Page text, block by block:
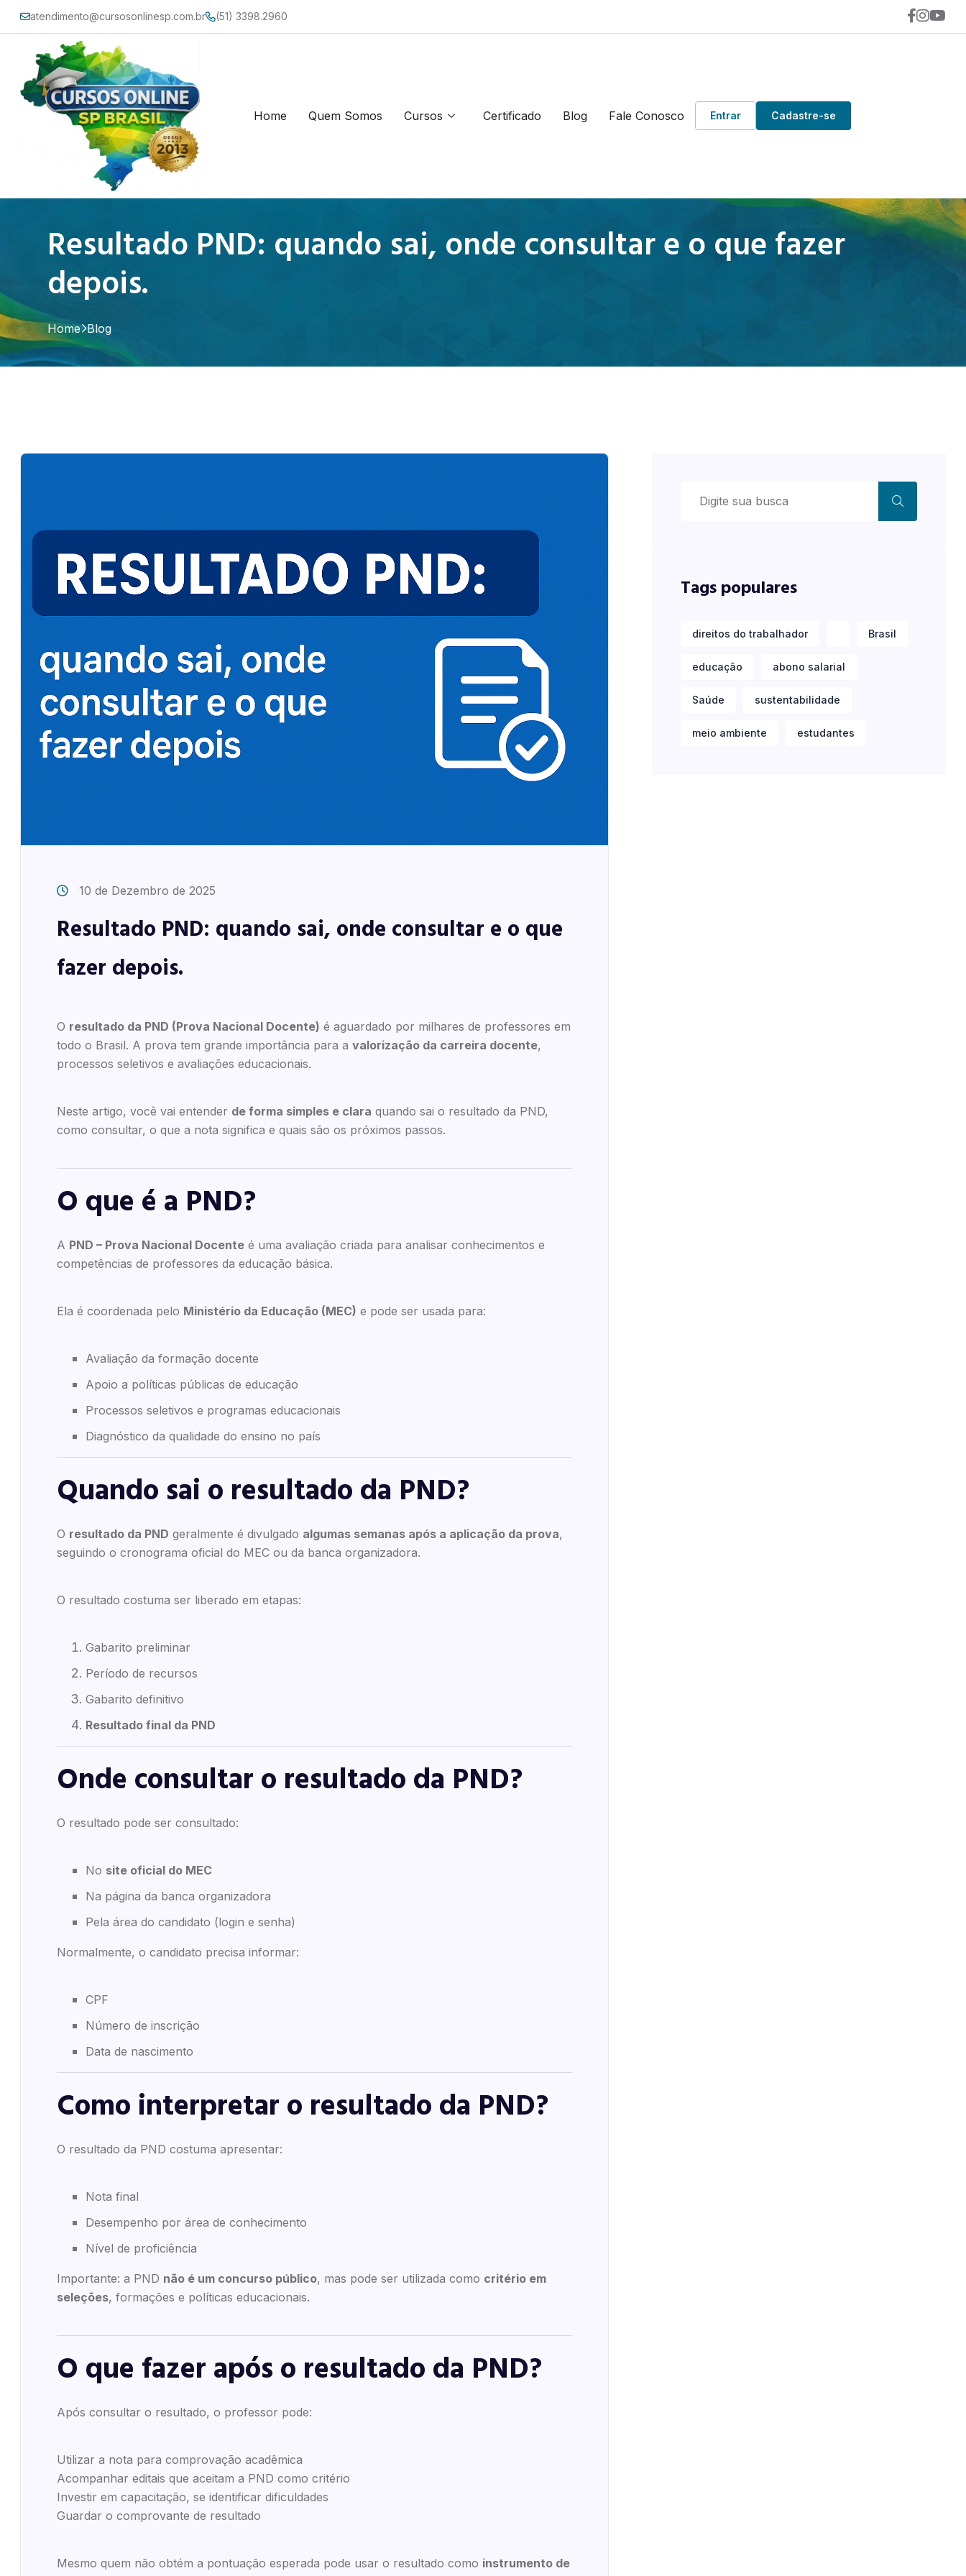
atendimento@cursosonlinesp.com.br (51) 3398.2960
Home Quem Somos Cursos Certificado Blog Fale Conosco Entrar Cadastre-se
Resultado PND: quando sai, onde consultar e o que fazer
depois.
Home Blog
10 de Dezembro de 2025
Resultado PND: quando sai, onde consultar e o que
fazer depois.
O resultado da PND (Prova Nacional Docente) é aguardado por milhares de professores em
todo o Brasil. A prova tem grande importância para a valorização da carreira docente,
processos seletivos e avaliações educacionais.
Neste artigo, você vai entender de forma simples e clara quando sai o resultado da PND,
como consultar, o que a nota significa e quais são os próximos passos.
O que é a PND?
A PND – Prova Nacional Docenteé uma avaliação criada para analisar conhecimentos e
competências de professores da educação básica.
Ela é coordenada pelo Ministério da Educação (MEC) e pode ser usada para:
Avaliação da formação docente
Apoio a políticas públicas de educação
Processos seletivos e programas educacionais
Diagnóstico da qualidade do ensino no país
Quando sai o resultado da PND?
O resultado da PND geralmente é divulgado algumas semanas após a aplicação da prova,
seguindo o cronograma oficial do MEC ou da banca organizadora.
O resultado costuma ser liberado em etapas:
Gabarito preliminar
Período de recursos
Gabarito definitivo
Resultado final da PND
Onde consultar o resultado da PND?
O resultado pode ser consultado:
No site oficial do MEC
Na página da banca organizadora
Pela área do candidato (login e senha)
Normalmente, o candidato precisa informar:
CPF
Número de inscrição
Data de nascimento
Como interpretar o resultado da PND?
O resultado da PND costuma apresentar:
Nota final
Desempenho por área de conhecimento
Nível de proficiência
Importante: a PND não é um concurso público, mas pode ser utilizada como critério em
seleções, formações e políticas educacionais.
O que fazer após o resultado da PND?
Após consultar o resultado, o professor pode:
Utilizar a nota para comprovação acadêmica
Acompanhar editais que aceitam a PND como critério
Investir em capacitação, se identificar dificuldades
Guardar o comprovante de resultado
Mesmo quem não obtém a pontuação esperada pode usar o resultado como instrumento de
Tags populares
direitos do trabalhador Brasil
educação abono salarial
Saúde sustentabilidade
meio ambiente estudantes